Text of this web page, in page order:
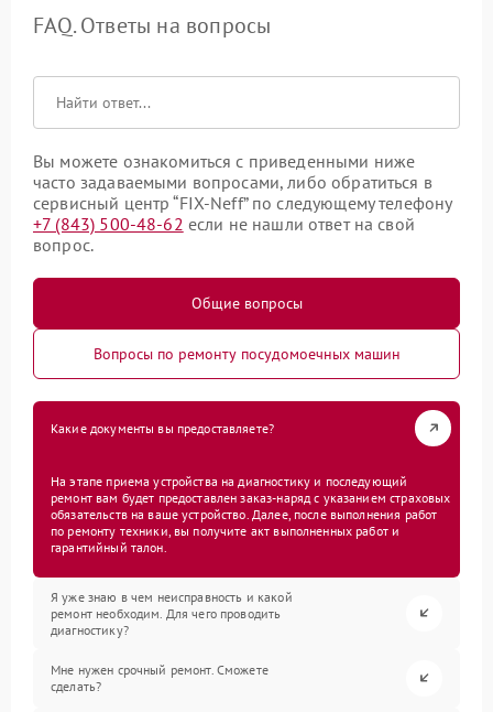
FAQ. Ответы на вопросы
Вы можете ознакомиться с приведенными ниже
часто задаваемыми вопросами, либо обратиться в
сервисный центр “FIX-Neff” по следующему телефону
+7 (843) 500-48-62 если не нашли ответ на свой
вопрос.
Общие вопросы
Вопросы по ремонту посудомоечных машин
Какие документы вы предоставляете?
На этапе приема устройства на диагностику и последующий
ремонт вам будет предоставлен заказ-наряд с указанием страховых
обязательств на ваше устройство. Далее, после выполнения работ
по ремонту техники, вы получите акт выполненных работ и
гарантийный талон.
Я уже знаю в чем неисправность и какой
ремонт необходим. Для чего проводить
диагностику?
Мне нужен срочный ремонт. Сможете
сделать?